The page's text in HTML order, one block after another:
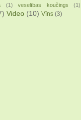
(1) veselības koučings (1)
Video (10) Vīns (3)